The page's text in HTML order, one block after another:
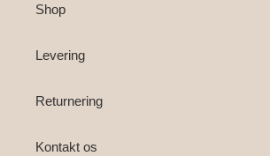
Shop
Levering
Returnering
Kontakt os